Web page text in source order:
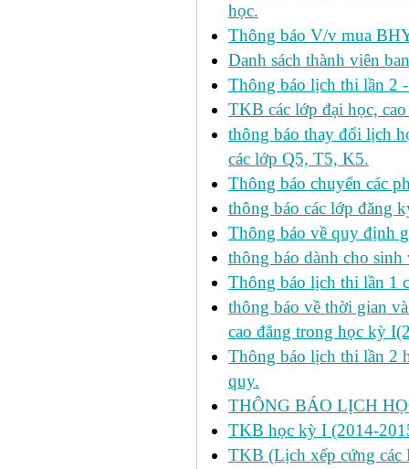
học.
Thông báo V/v mua
Danh sách thành viên
Thông báo lịch thi lần 2
TKB các lớp đại học,
thông báo thay đổi lịch
các lớp Q5, T5, K5.
Thông báo chuyển các
thông báo các lớp đăng
Thông báo về quy định
thông báo dành cho
Thông báo lịch thi lần 1
thông báo về thời gian
cao đẳng trong học kỳ
Thông báo lịch thi lần 2
quy.
THÔNG BÁO LỊCH
TKB học kỳ I (2014-
TKB (Lịch xếp cứng các